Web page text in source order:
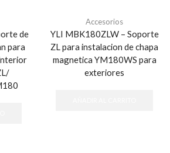
de
para
Accesorios
YLI MBK180ZLW – Soporte
ZL para instalacion de chapa
magnetica YM180WS para
exteriores